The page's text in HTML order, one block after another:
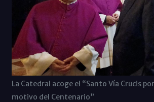
La Catedral acoge el “Santo Vía Crucis
motivo del Centenario”